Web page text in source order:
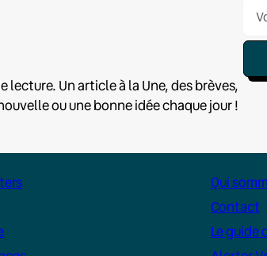
lecture. Un article à la Une, des brèves,
ou une bonne idée chaque jour !
Qui
Contact
Le guide